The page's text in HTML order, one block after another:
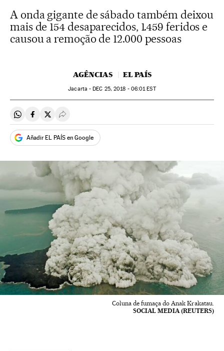
A onda gigante de sábado também deixou
mais de 154 desaparecidos, 1.459 feridos e
causou a remoção de 12.000 pessoas
AGÊNCIAS EL PAÍS
Jacarta -DEC 25, 2018 - 06:01EST
Compartir en Whatsapp
Compartir en Facebook
Compartir en Twitter
Desplegar Redes Sociales
Añadir EL PAÍS en Google
Coluna de fumaça do Anak Krakatau.
SOCIAL MEDIA (REUTERS)